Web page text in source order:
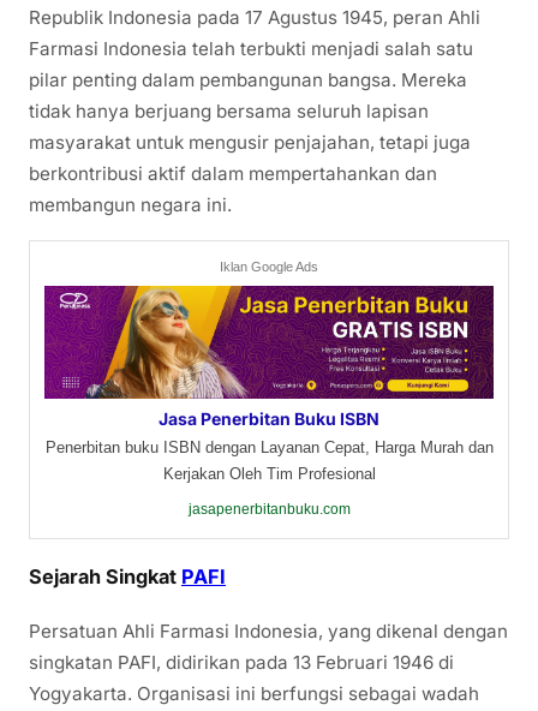
Republik Indonesia pada 17 Agustus 1945, peran Ahli
Farmasi Indonesia telah terbukti menjadi salah satu
pilar penting dalam pembangunan bangsa. Mereka
tidak hanya berjuang bersama seluruh lapisan
masyarakat untuk mengusir penjajahan, tetapi juga
berkontribusi aktif dalam mempertahankan dan
membangun negara ini.
Iklan Google Ads
Jasa Penerbitan Buku ISBN
Penerbitan buku ISBN dengan Layanan Cepat, Harga Murah dan
Kerjakan Oleh Tim Profesional
jasapenerbitanbuku.com
Sejarah Singkat PAFI
Persatuan Ahli Farmasi Indonesia, yang dikenal dengan
singkatan PAFI, didirikan pada 13 Februari 1946 di
Yogyakarta. Organisasi ini berfungsi sebagai wadah